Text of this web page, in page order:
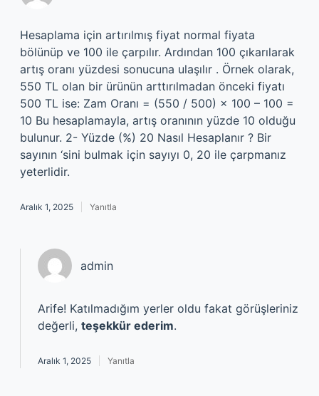
Hesaplama için artırılmış fiyat normal fiyata
bölünüp ve 100 ile çarpılır. Ardından 100 çıkarılarak
artış oranı yüzdesi sonucuna ulaşılır . Örnek olarak,
550 TL olan bir ürünün arttırılmadan önceki fiyatı
500 TL ise: Zam Oranı = (550 / 500) × 100 – 100 =
10 Bu hesaplamayla, artış oranının yüzde 10 olduğu
bulunur. 2- Yüzde (%) 20 Nasıl Hesaplanır ? Bir
sayının ‘sini bulmak için sayıyı 0, 20 ile çarpmanız
yeterlidir.
Aralık 1, 2025 Yanıtla
admin
Arife! Katılmadığım yerler oldu fakat görüşleriniz
değerli, teşekkür ederim.
Aralık 1, 2025 Yanıtla